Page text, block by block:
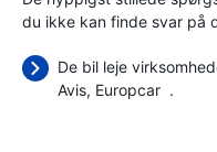
du ikke kan finde svar på
De bil leje
Avis Europcar .